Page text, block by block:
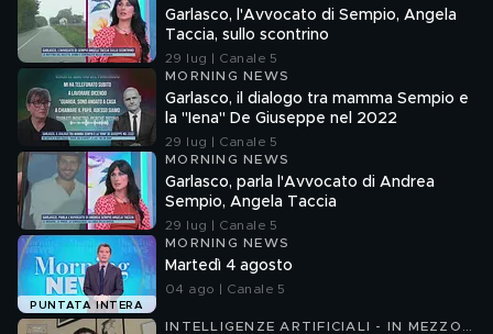
Garlasco, l'Avvocato di Sempio, Angela
Taccia, sullo scontrino
29 lug | Canale 5
MORNING NEWS
Garlasco, il dialogo tra mamma Sempio e
la "Iena" De Giuseppe nel 2022
29 lug | Canale 5
MORNING NEWS
Garlasco, parla l'Avvocato di Andrea
Sempio, Angela Taccia
29 lug | Canale 5
PUNTATA INTERA
MORNING NEWS
Martedì 4 agosto
04 ago | Canale 5
INTELLIGENZE ARTIFICIALI - IN MEZZO